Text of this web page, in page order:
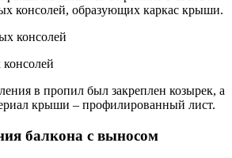
консолей, образующих каркас крыши.
в пропил был закреплен козырек, а
крыши – профилированный лист.
балкона с выносом